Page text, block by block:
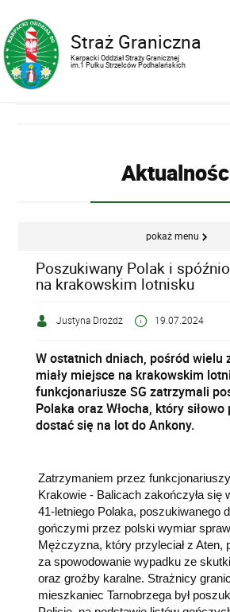
Straż Graniczna
Karpacki Oddział Straży Granicznej
im.1 Pułku Strzelców Podhalańskich
pokaż menu
Poszukiwany Polak i
na krakowskim lotnisku
Justyna Drożdż 19.07.2024
W ostatnich dniach, pośród wielu
miały miejsce na krakowskim
funkcjonariusze SG zatrzymali
Polaka oraz Włocha, który siłowo
dostać się na lot do Ankony.
Zatrzymaniem przez
Krakowie - Balicach zakończyła się
41-letniego Polaka, poszukiwanego
gończymi przez polski wymiar
Mężczyzna, który przyleciał z Aten,
za spowodowanie wypadku ze
oraz groźby karalne. Strażnicy
mieszkaniec Tarnobrzega był